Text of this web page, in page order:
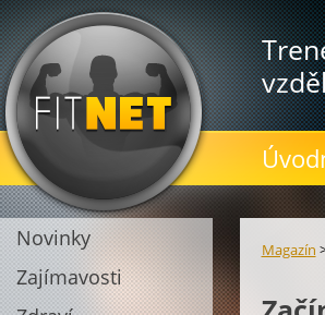
Novinky
Zajímavosti
Magazín